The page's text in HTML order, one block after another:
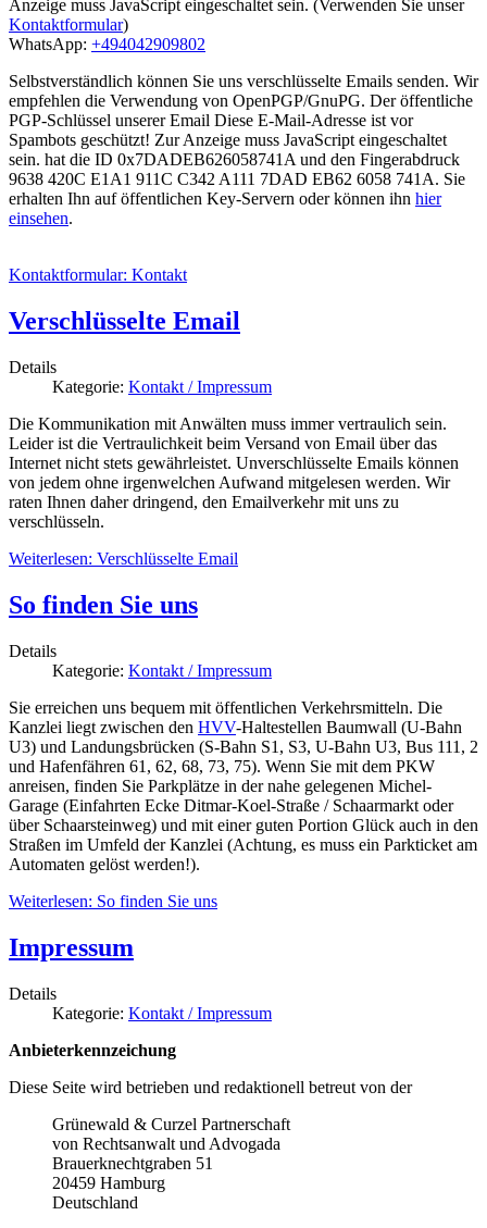
Anzeige muss JavaScript eingeschaltet sein. (Verwenden Sie unser
Kontaktformular)
WhatsApp: +494042909802
Selbstverständlich können Sie uns verschlüsselte Emails senden. Wir
empfehlen die Verwendung von OpenPGP/GnuPG. Der öffentliche
PGP-Schlüssel unserer Email Diese E-Mail-Adresse ist vor
Spambots geschützt! Zur Anzeige muss JavaScript eingeschaltet
sein. hat die ID 0x7DADEB626058741A und den Fingerabdruck
9638 420C E1A1 911C C342 A111 7DAD EB62 6058 741A. Sie
erhalten Ihn auf öffentlichen Key-Servern oder können ihn hier
einsehen.
Kontaktformular: Kontakt
Verschlüsselte Email
Details
Kategorie: Kontakt / Impressum
Die Kommunikation mit Anwälten muss immer vertraulich sein.
Leider ist die Vertraulichkeit beim Versand von Email über das
Internet nicht stets gewährleistet. Unverschlüsselte Emails können
von jedem ohne irgenwelchen Aufwand mitgelesen werden. Wir
raten Ihnen daher dringend, den Emailverkehr mit uns zu
verschlüsseln.
Weiterlesen: Verschlüsselte Email
So finden Sie uns
Details
Kategorie: Kontakt / Impressum
Sie erreichen uns bequem mit öffentlichen Verkehrsmitteln. Die
Kanzlei liegt zwischen den HVV-Haltestellen Baumwall (U-Bahn
U3) und Landungsbrücken (S-Bahn S1, S3, U-Bahn U3, Bus 111, 2
und Hafenfähren 61, 62, 68, 73, 75). Wenn Sie mit dem PKW
anreisen, finden Sie Parkplätze in der nahe gelegenen Michel-
Garage (Einfahrten Ecke Ditmar-Koel-Straße / Schaarmarkt oder
über Schaarsteinweg) und mit einer guten Portion Glück auch in den
Straßen im Umfeld der Kanzlei (Achtung, es muss ein Parkticket am
Automaten gelöst werden!).
Weiterlesen: So finden Sie uns
Impressum
Details
Kategorie: Kontakt / Impressum
Anbieterkennzeichung
Diese Seite wird betrieben und redaktionell betreut von der
Grünewald & Curzel Partnerschaft
von Rechtsanwalt und Advogada
Brauerknechtgraben 51
20459 Hamburg
Deutschland